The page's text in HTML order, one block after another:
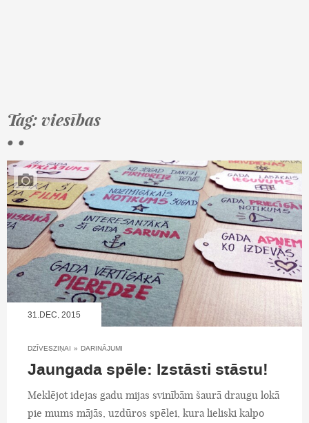
Tag: viesības
• •
31.DEC, 2015
DZĪVESZIŅAI » DARINĀJUMI
Jaungada spēle: Izstāsti stāstu!
Meklējot idejas gadu mijas svinībām šaurā draugu lokā
pie mums mājās, uzdūros spēlei, kura lieliski kalpo